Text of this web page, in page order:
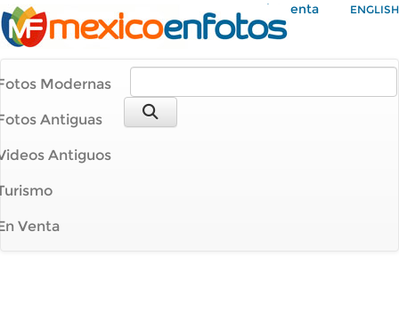
Mi Cuenta ENGLISH
Modernas
Antiguas
Antiguos
Venta